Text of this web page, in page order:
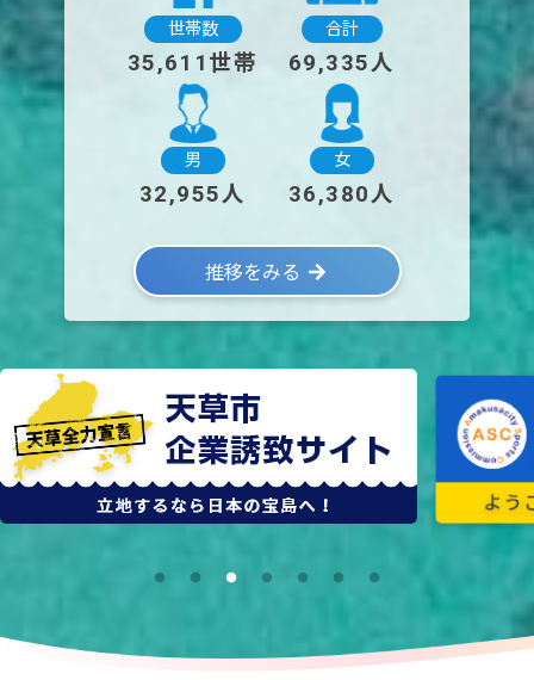
世帯数
35,611世帯
合計
69,335人
男
32,955人
女
36,380人
推移をみる